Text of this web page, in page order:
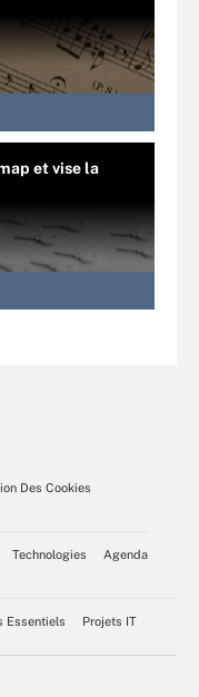
et vise la
Des Cookies
Technologies
Agenda
Essentiels Projets IT